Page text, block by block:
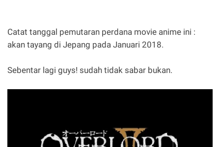
Catat tanggal pemutaran perdana movie anime ini :
akan tayang di Jepang pada Januari 2018.
Sebentar lagi guys! sudah tidak sabar bukan.